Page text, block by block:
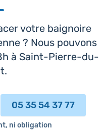
votre baignoire
? Nous pouvons
à Saint-Pierre-du-
05 35 54 37 77
ni obligation